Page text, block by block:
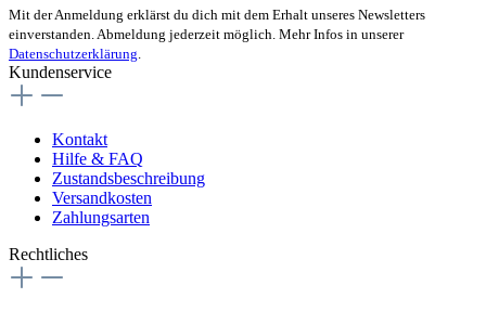
Mit der Anmeldung erklärst du dich mit dem Erhalt unseres Newsletters
einverstanden. Abmeldung jederzeit möglich. Mehr Infos in unserer
Datenschutzerklärung.
Kundenservice
Kontakt
Hilfe & FAQ
Zustandsbeschreibung
Versandkosten
Zahlungsarten
Rechtliches